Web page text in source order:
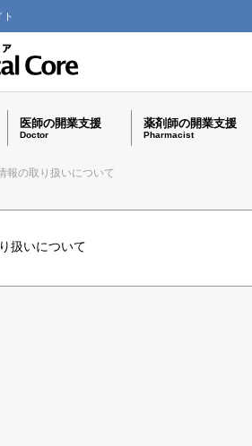
医師の開業支援
Doctor
薬剤師の開業支援
Pharmacist
報の取り扱いについて
扱いについて